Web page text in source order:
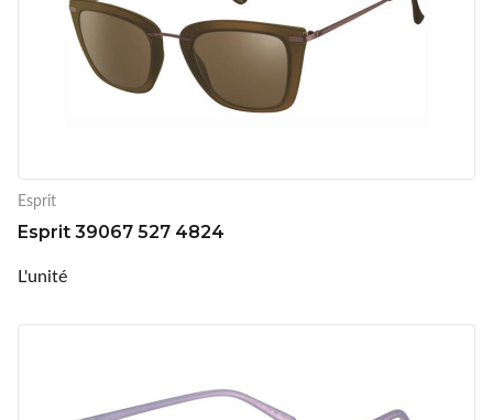
Esprit
Esprit 39067 527 4824
L'unité